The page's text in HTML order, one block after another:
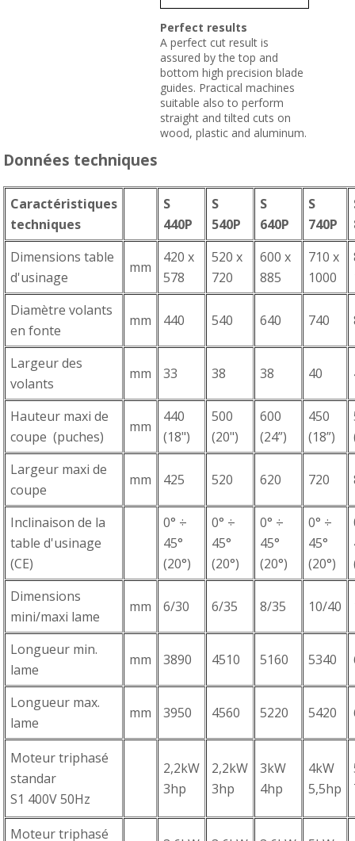
Perfect results
A perfect cut result is
assured by the top and
bottom high precision blade
guides. Practical machines
suitable also to perform
straight and tilted cuts on
wood, plastic and aluminum.
Données techniques
Caractéristiques
techniques
S
440P
S
540P
S
640P
S
740P
Dimensions table
d'usinage
mm
420 x
578
520 x
720
600 x
885
710 x
1000
Diamètre volants
en fonte
mm 440 540 640 740
Largeur des
volants
mm 33 38 38 40
Hauteur maxi de
coupe (puches)
mm
440
(18")
500
(20")
600
(24”)
450
(18”)
Largeur maxi de
coupe
mm 425 520 620 720
Inclinaison de la
table d'usinage
(CE)
0° ÷
45°
(20°)
0° ÷
45°
(20°)
0° ÷
45°
(20°)
0° ÷
45°
(20°)
Dimensions
mini/maxi lame
mm 6/30 6/35 8/35 10/40
Longueur min.
lame
mm 3890 4510 5160 5340
Longueur max.
lame
mm 3950 4560 5220 5420
Moteur triphasé
standar
S1 400V 50Hz
2,2kW
3hp
2,2kW
3hp
3kW
4hp
4kW
5,5hp
Moteur triphasé